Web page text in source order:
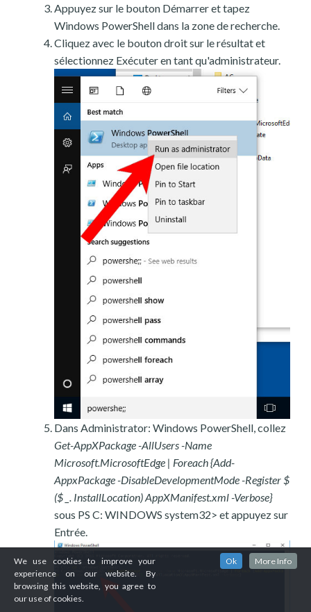
Appuyez sur le bouton Démarrer et tapez
Windows PowerShell dans la zone de recherche.
Cliquez avec le bouton droit sur le résultat et
sélectionnez Exécuter en tant qu'administrateur.
Dans Administrator: Windows PowerShell, collez
Get-AppXPackage -AllUsers -Name
Microsoft.MicrosoftEdge | Foreach {Add-
AppxPackage -DisableDevelopmentMode -Register $
($ _. InstallLocation) AppXManifest.xml -Verbose}
sous PS C: WINDOWS system32> et appuyez sur
Entrée.
We use cookies to improve your
experience on our website. By
browsing this website, you agree to
our use of cookies.
Ok More Info